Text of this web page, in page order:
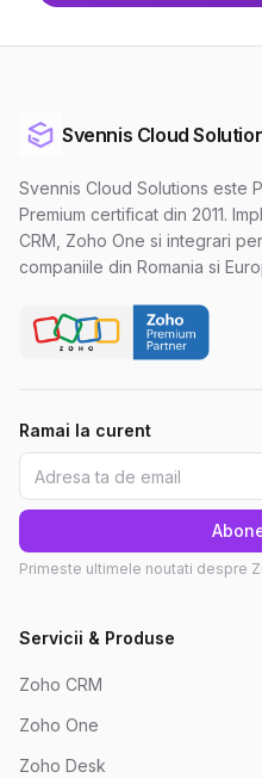
Svennis Cloud
Svennis Cloud Solutions este
Premium certificat din 2011.
CRM, Zoho One si integrari
companiile din Romania si
Ramai la curent
Primeste ultimele noutati despre
Servicii & Produse
Zoho CRM
Zoho One
Zoho Desk